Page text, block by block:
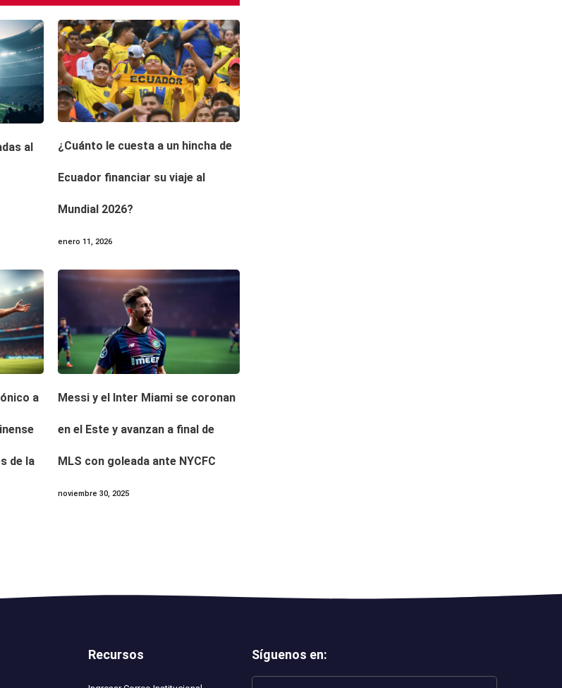
al ¿Cuánto le cuesta a un hincha de
Ecuador financiar su viaje al
Mundial 2026?
enero 11, 2026
a
de la
Messi y el Inter Miami se coronan
en el Este y avanzan a final de
MLS con goleada ante NYCFC
noviembre 30, 2025
Recursos Síguenos en: